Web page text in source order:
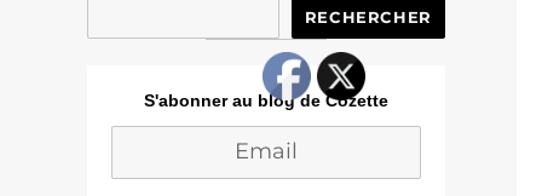
RECHERCHER
S'abonner au blog de Cozette